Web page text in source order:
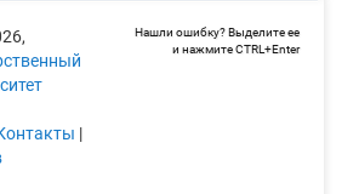
|
Нашли ошибку? Выделите ее
и нажмите CTRL+Enter